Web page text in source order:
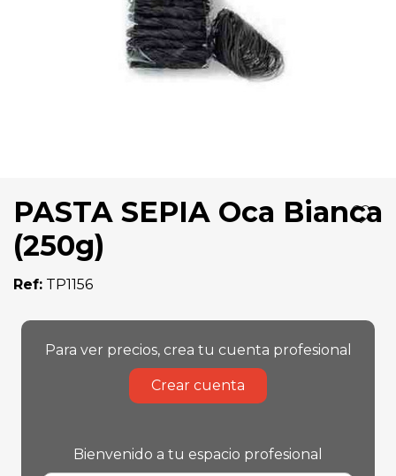
PASTA SEPIA Oca Bianca
(250g)
Ref: TP1156
Para ver precios, crea tu cuenta profesional
Crear cuenta
Bienvenido a tu espacio profesional